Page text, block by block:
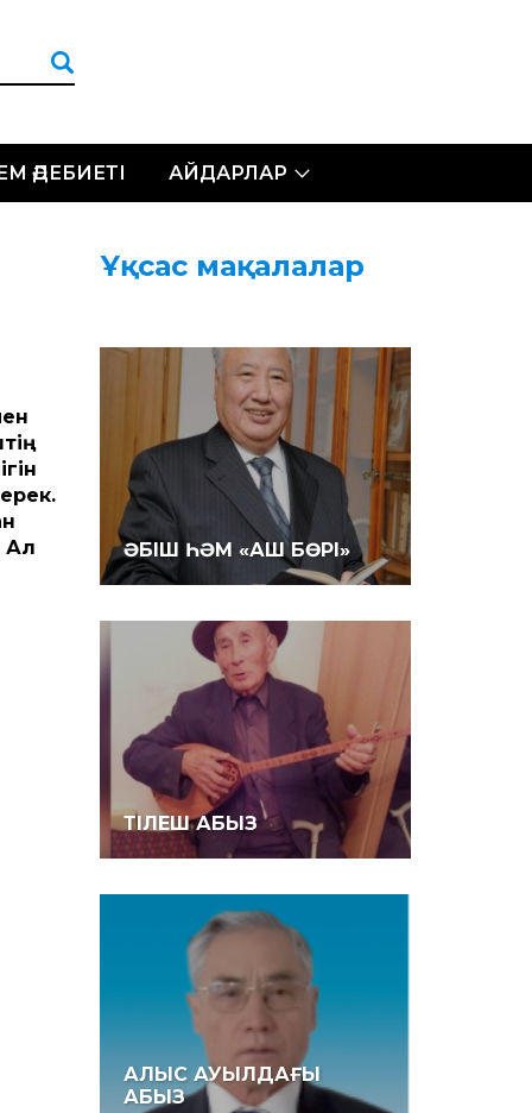
ӘДЕБИЕТІ АЙДАРЛАР
Ал
Ұқсас мақалалар
ӘБІШ ҺӘМ «АШ БӨРІ»
ТІЛЕШ АБЫЗ
АЛЫС АУЫЛДАҒЫ
АБЫЗ